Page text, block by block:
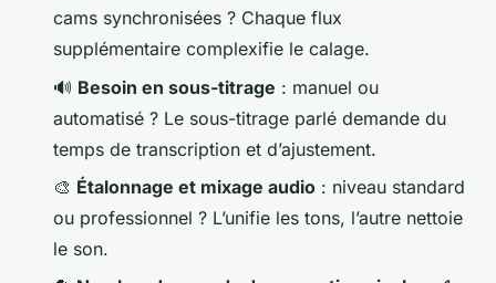
cams synchronisées ? Chaque flux
supplémentaire complexifie le calage.
🔊 Besoin en sous-titrage : manuel ou
automatisé ? Le sous-titrage parlé demande du
temps de transcription et d’ajustement.
🎨 Étalonnage et mixage audio : niveau standard
ou professionnel ? L’unifie les tons, l’autre nettoie
le son.